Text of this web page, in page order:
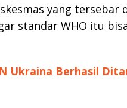
yang tersebar
standar WHO itu
Ukraina Berhasil